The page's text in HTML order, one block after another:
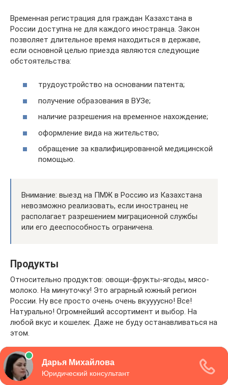
Временная регистрация для граждан Казахстана в
России доступна не для каждого иностранца. Закон
позволяет длительное время находиться в державе,
если основной целью приезда являются следующие
обстоятельства:
трудоустройство на основании патента;
получение образования в ВУЗе;
наличие разрешения на временное нахождение;
оформление вида на жительство;
обращение за квалифицированной медицинской
помощью.
Внимание: выезд на ПМЖ в Россию из Казахстана
невозможно реализовать, если иностранец не
располагает разрешением миграционной службы
или его дееспособность ограничена.
Продукты
Относительно продуктов: овощи-фрукты-ягоды, мясо-
молоко. На минуточку! Это аграрный южный регион
России. Ну все просто очень очень вкуууусно! Все!
Натурально! Огромнейший ассортимент и выбор. На
любой вкус и кошелек. Даже не буду останавливаться на
этом.
На каждом углу, помимо сетевых магазинов, тысячи
маленьких фермерских магазинчиков, киосков, лавочек,
прилавков и не забываем про рынки! Там все еще